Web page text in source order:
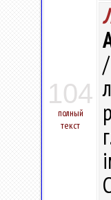
104
полный
текст